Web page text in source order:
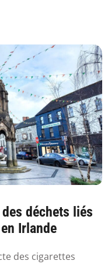
déchets liés
Irlande
des cigarettes